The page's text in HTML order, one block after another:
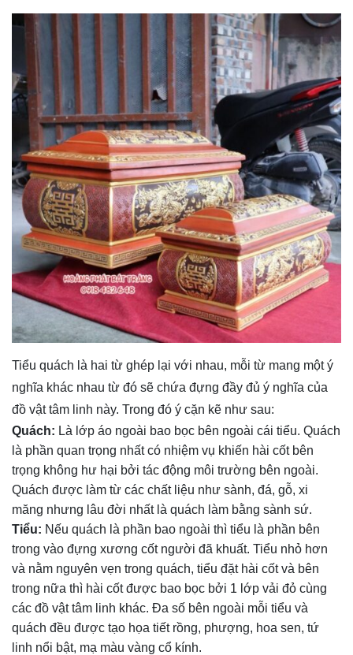
Tiểu quách là hai từ ghép lại với nhau, mỗi từ mang một ý
nghĩa khác nhau từ đó sẽ chứa đựng đầy đủ ý nghĩa của
đồ vật tâm linh này. Trong đó ý cặn kẽ như sau:
Quách: Là lớp áo ngoài bao bọc bên ngoài cái tiểu. Quách
là phần quan trọng nhất có nhiệm vụ khiến hài cốt bên
trọng không hư hại bởi tác động môi trường bên ngoài.
Quách được làm từ các chất liệu như sành, đá, gỗ, xi
măng nhưng lâu đời nhất là quách làm bằng sành sứ.
Tiểu: Nếu quách là phần bao ngoài thì tiểu là phần bên
trong vào đựng xương cốt người đã khuất. Tiểu nhỏ hơn
và nằm nguyên vẹn trong quách, tiểu đặt hài cốt và bên
trong nữa thì hài cốt được bao bọc bởi 1 lớp vải đỏ cùng
các đồ vật tâm linh khác. Đa số bên ngoài mỗi tiểu và
quách đều được tạo họa tiết rồng, phượng, hoa sen, tứ
linh nổi bật, mạ màu vàng cổ kính.